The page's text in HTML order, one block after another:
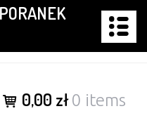
0,00 zł0 items